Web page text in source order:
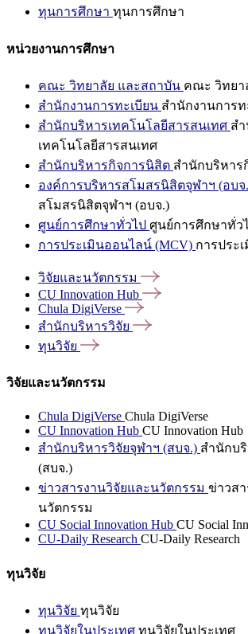
ทุนการศึกษา ทุนการศึกษา
หน่วยงานการศึกษา
คณะ วิทยาลัย และสถาบัน คณะ วิทยา
สำนักงานการทะเบียน สำนักงานการท
สำนักบริหารเทคโนโลยีสารสนเทศ ส
เทคโนโลยีสารสนเทศ
สำนักบริหารกิจการนิสิต สำนักบริหาร
องค์การบริหารสโมสรนิสิตจุฬาฯ (อบจ
สโมสรนิสิตจุฬาฯ (อบจ.)
ศูนย์การศึกษาทั่วไป ศูนย์การศึกษาทั่ว
การประเมินออนไลน์ (MCV) การประ
วิจัยและนวัตกรรม
CU Innovation Hub
Chula DigiVerse
สำนักบริหารวิจัย
ทุนวิจัย
วิจัยและนวัตกรรม
Chula DigiVerse Chula DigiVerse
CU Innovation Hub CU Innovation Hub
สำนักบริหารวิจัยจุฬาฯ (สบจ.) สำนักบ
(สบจ.)
ข่าวสารงานวิจัยและนวัตกรรม ข่าวสา
นวัตกรรม
CU Social Innovation Hub CU Social
CU-Daily Research CU-Daily Research
ทุนวิจัย
ทุนวิจัย ทุนวิจัย
ทุนวิจัยในประเทศ ทุนวิจัยในประเทศ